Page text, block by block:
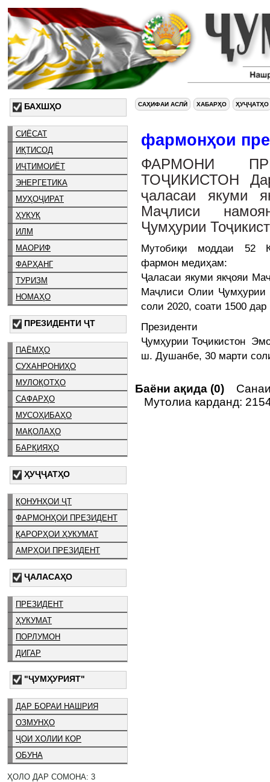
БАХШҲО
СИЁСАТ
ИҚТИСОД
ИҶТИМОИЁТ
ЭНЕРГЕТИКА
МУҲОҶИРАТ
ҲУҚУҚ
ИЛМ
МАОРИФ
ФАРҲАНГ
ТУРИЗМ
НОМАҲО
ПРЕЗИДЕНТИ ҶТ
ПАЁМҲО
СУХАНРОНИҲО
МУЛОҚОТҲО
САФАРҲО
МУСОҲИБАҲО
МАҚОЛАҲО
БАРҚИЯҲО
ҲУҶҶАТҲО
ҚОНУНҲОИ ҶТ
ФАРМОНҲОИ ПРЕЗИДЕНТ
ҚАРОРҲОИ ҲУКУМАТ
АМРҲОИ ПРЕЗИДЕНТ
ҶАЛАСАҲО
ПРЕЗИДЕНТ
ҲУКУМАТ
ПОРЛУМОН
ДИГАР
"ҶУМҲУРИЯТ"
ДАР БОРАИ НАШРИЯ
ОЗМУНҲО
ҶОИ ХОЛИИ КОР
ОБУНА
ҲОЛО ДАР СОМОНА: 3
САҲИФАИ АСЛӢ ХАБАРҲО ҲУҶҶАТҲО
фармонҳои
ФАРМОНИ
ТОҶИКИСТОН
ҷаласаи якуми
Маҷлиси
Ҷумҳурии
Мутобиқи моддаи 52
фармон медиҳам:
Ҷаласаи якуми якҷояи
Маҷлиси Олии Ҷумҳурии
соли 2020, соати 1500
Президенти
Ҷумҳурии Тоҷикистон
ш. Душанбе, 30 марти
Баёни ақида (0)
Мутолиа карданд: